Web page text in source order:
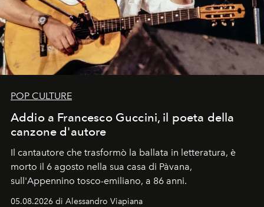
POP CULTURE
Addio a Francesco Guccini, il poeta della
canzone d'autore
Il cantautore che trasformò la ballata in letteratura, è
morto il 6 agosto nella sua casa di Pàvana,
sull'Appennino tosco-emiliano, a 86 anni.
05.08.2026 di Alessandro Viapiana